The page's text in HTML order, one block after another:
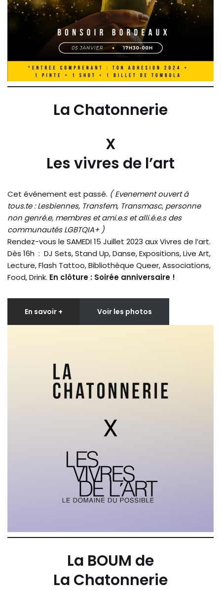
La Chatonnerie
X
Les vivres de l’art
Cet événement est passé. ( Evenement ouvert à
tous.te : Lesbiennes, Transfem, Transmasc, personne
non genré.e, membres et ami.e.s et alli.é.e.s des
communautés LGBTQIA+ )
Rendez-vous le SAMEDI 15 Juillet 2023 aux Vivres de l’art.
Dès 16h : DJ Sets, Stand Up, Danse, Expositions, Live Art,
Lecture, Flash Tattoo, Bibliothèque Queer, Associations,
Food, Drink. En clôture : Soirée anniversaire !
En savoir + Voir les photos
La BOUM de
La Chatonnerie